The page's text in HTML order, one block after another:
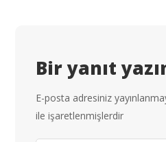
Bir yanıt
E-posta adresiniz
ile işaretlenmişlerdir